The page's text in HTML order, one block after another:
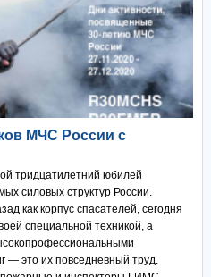
МЧС России с
тридцатилетний юбилей
силовых структур России.
как корпус спасателей, сегодня
специальной техникой, а
— это их повседневный труд.